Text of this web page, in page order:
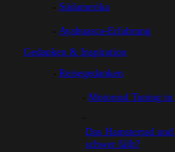
Südamerika
Ayahuasca-Erfahrung
Gedanken & Inspiration
Reisegedanken
Motorrad Tuning in
Das Hamsterrad
schwer fällt?